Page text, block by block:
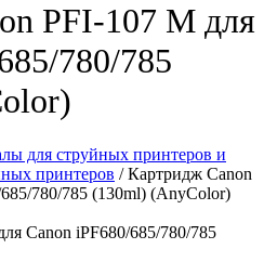
PFI-107 М для
780/785
для струйных принтеров и
принтеров / Картридж Canon
780/785 (130ml) (AnyColor)
Canon iPF680/685/780/785